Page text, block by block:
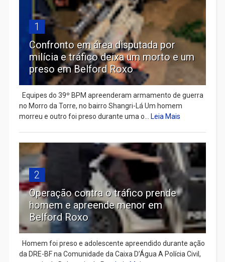
1
Confronto em área disputada por
milícia e tráfico deixa um morto e um
preso em Belford Roxo
Equipes do 39º BPM apreenderam armamento de guerra
no Morro da Torre, no bairro Shangri-Lá Um homem
morreu e outro foi preso durante uma o...
Leia Mais
2
Operação contra o tráfico prende
homem e apreende menor em
Belford Roxo
Homem foi preso e adolescente apreendido durante ação
da DRE-BF na Comunidade da Caixa D’Água A Polícia Civil,